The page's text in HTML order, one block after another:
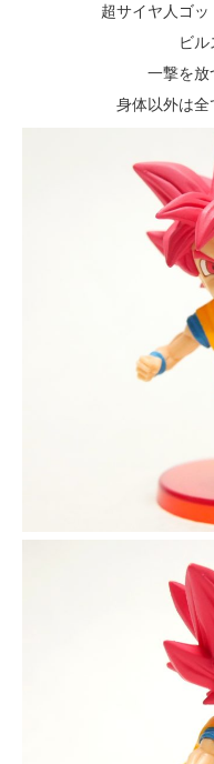
超サイヤ人ゴッ
ビ
一撃を放
身体以外は全